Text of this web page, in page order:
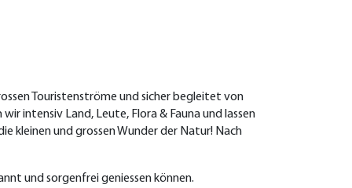
Touristenströme und sicher begleitet von
intensiv Land, Leute, Flora & Fauna und lassen
kleinen und grossen Wunder der Natur! Nach
und sorgenfrei geniessen können.